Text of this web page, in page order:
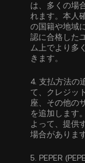
は、多くの場
れます。本人
の国籍や地域
認に合格した
ム上でより多
きます。
4. 支払方法の
て、クレジッ
座、その他の
を追加します
よって、提供
場合があります
5. PEPER